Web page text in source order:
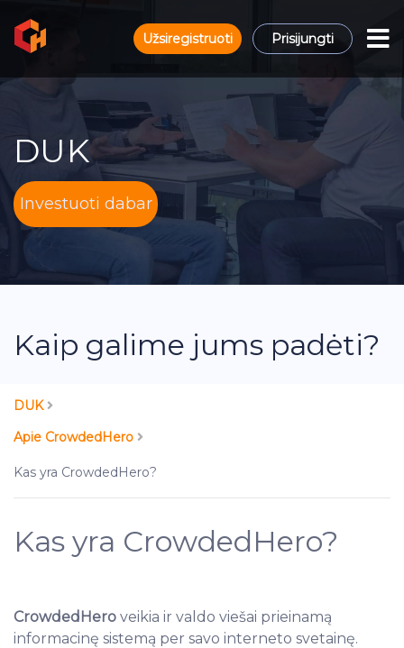
Užsiregistruoti Prisijungti
DUK
Investuoti dabar
Kaip galime jums padėti?
DUK
Apie CrowdedHero
Kas yra CrowdedHero?
Kas yra CrowdedHero?
CrowdedHero veikia ir valdo viešai prieinamą
informacinę sistemą per savo interneto svetainę.